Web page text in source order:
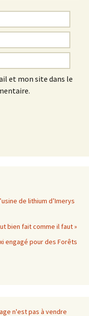
et mon site dans le
de lithium d’Imerys
bien fait comme il faut »
engagé pour des Forêts
n'est pas à vendre